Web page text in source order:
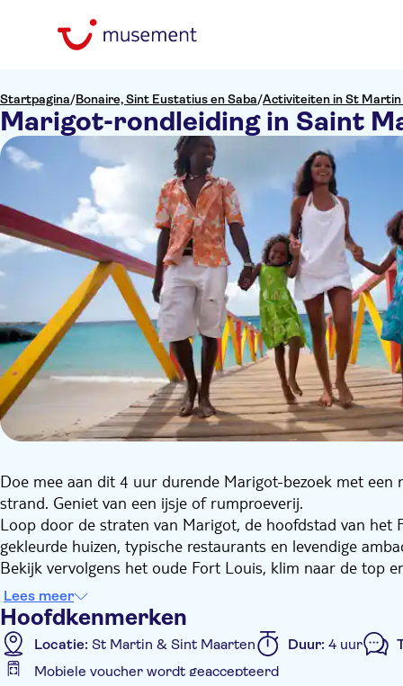
Startpagina/Bonaire, Sint Eustatius en Saba/Activiteiten in St
Marigot-rondleiding in Saint
Doe mee aan dit 4 uur durende Marigot-bezoek met
strand. Geniet van een ijsje of rumproeverij.
Loop door de straten van Marigot, de hoofdstad van het
gekleurde huizen, typische restaurants en levendige
Bekijk vervolgens het oude Fort Louis, klim naar de top
verteld over de Caribische geschiedenis. Breng wat vrije
of het proeven van typische gerechten.
Ga ten slotte naar Kimshaw Beach om het
bewonderen. Stop voor het einde van de dag bij een
een shot typische rum te proeven.
Lees meer
Hoofdkenmerken
Locatie: St Martin & Sint Maarten Duur: 4 uur
Mobiele voucher wordt geaccepteerd